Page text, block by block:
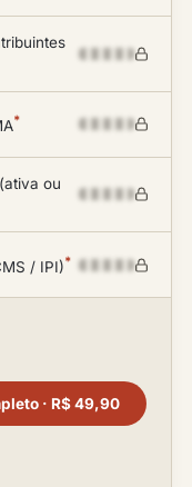
*
ou
/ IPI)*
· R$ 49,90